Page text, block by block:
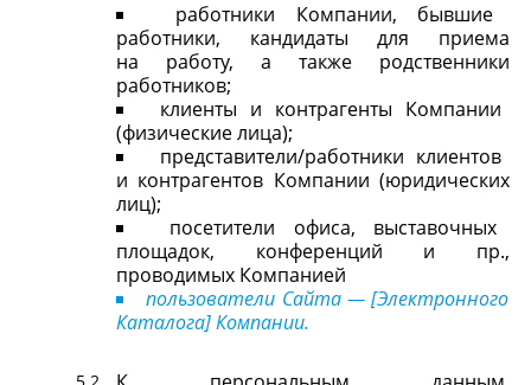
работники Компании, бывшие
работники, кандидаты для приема
на работу, а также родственники
работников;
клиенты и контрагенты Компании
(физические лица);
представители/работники клиентов
и контрагентов Компании (юридических
лиц);
посетители офиса, выставочных
площадок, конференций и пр.,
проводимых Компанией
пользователи Сайта — [Электронного
Каталога] Компании.